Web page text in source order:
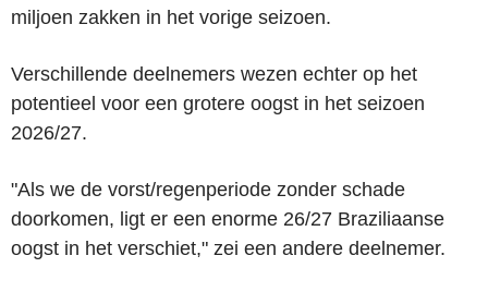
miljoen zakken in het vorige seizoen.
Verschillende deelnemers wezen echter op het
potentieel voor een grotere oogst in het seizoen
2026/27.
"Als we de vorst/regenperiode zonder schade
doorkomen, ligt er een enorme 26/27 Braziliaanse
oogst in het verschiet," zei een andere deelnemer.